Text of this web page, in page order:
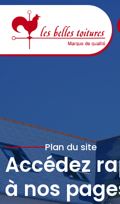
Plan du site
Accédez
à nos